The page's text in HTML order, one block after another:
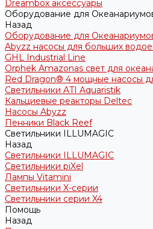
Dreambox аксессуары
Оборудование для
Назад
Оборудование для
Abyzz насосы для больших
GHL Industrial Line
Orphek Amazonas свет для
Red Dragon® 4 мощные насосы
Светильники ATI Aquaristik
Кальциевые реакторы Deltec
Насосы Abyzz
Пенники Black Reef
Светильники ILLUMAGIC
Назад
Светильники ILLUMAGIC
Светильники piXel
Лампы Vitamini
Светильники X-серии
Светильники серии X4
Помощь
Назад